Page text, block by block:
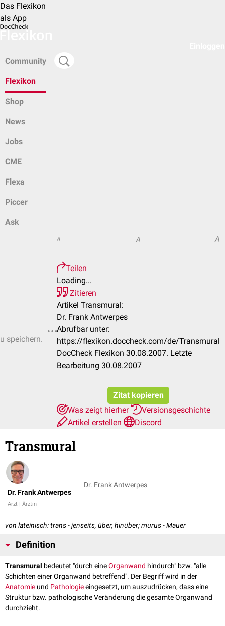
Das Flexikon
als App
Community
Flexikon
Shop
News
Jobs
CME
Flexa
Piccer
Ask
speichern.
A A A
Teilen
Loading...
Zitieren
Artikel Transmural:
Dr. Frank Antwerpes
Abrufbar unter:
https://flexikon.doccheck.com/de/Transmural
DocCheck Flexikon 30.08.2007. Letzte
Bearbeitung 30.08.2007
Zitat kopieren
Was zeigt hierher
Versionsgeschichte
Artikel erstellen
Discord
Transmural
Dr. Frank Antwerpes
Arzt | Ärztin
Dr. Frank Antwerpes
von lateinisch: trans - jenseits, über, hinüber; murus - Mauer
Definition
Transmural bedeutet "durch eineOrganwand hindurch" bzw. "alle
Schichten einer Organwand betreffend". Der Begriff wird in der
Anatomie und Pathologieeingesetzt, um auszudrücken, dass eine
Struktur bzw. pathologische Veränderung die gesamte Organwand
durchzieht.